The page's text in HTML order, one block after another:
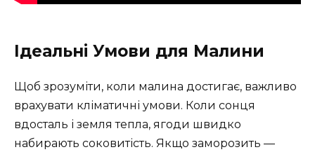
Ідеальні Умови для Малини
Щоб зрозуміти, коли малина достигає, важливо
врахувати кліматичні умови. Коли сонця
вдосталь і земля тепла, ягоди швидко
набирають соковитість. Якщо заморозить —